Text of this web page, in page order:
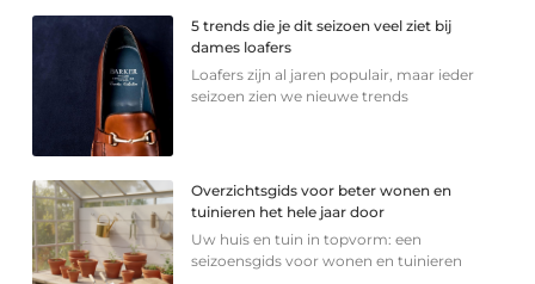
5 trends die je dit seizoen veel ziet bij
dames loafers
Loafers zijn al jaren populair, maar ieder
seizoen zien we nieuwe trends
Overzichtsgids voor beter wonen en
tuinieren het hele jaar door
Uw huis en tuin in topvorm: een
seizoensgids voor wonen en tuinieren